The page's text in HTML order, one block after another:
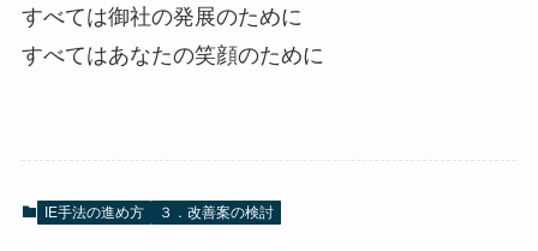
すべては御社の発展のために
すべてはあなたの笑顔のために
IE手法の進め方 ３．改善案の検討